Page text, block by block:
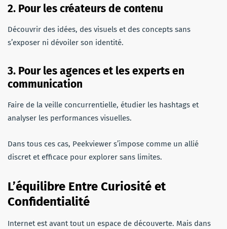
2. Pour les créateurs de contenu
Découvrir des idées, des visuels et des concepts sans
s’exposer ni dévoiler son identité.
3. Pour les agences et les experts en
communication
Faire de la veille concurrentielle, étudier les hashtags et
analyser les performances visuelles.
Dans tous ces cas, Peekviewer s’impose comme un allié
discret et efficace pour explorer sans limites.
L’équilibre Entre Curiosité et
Confidentialité
Internet est avant tout un espace de découverte. Mais dans